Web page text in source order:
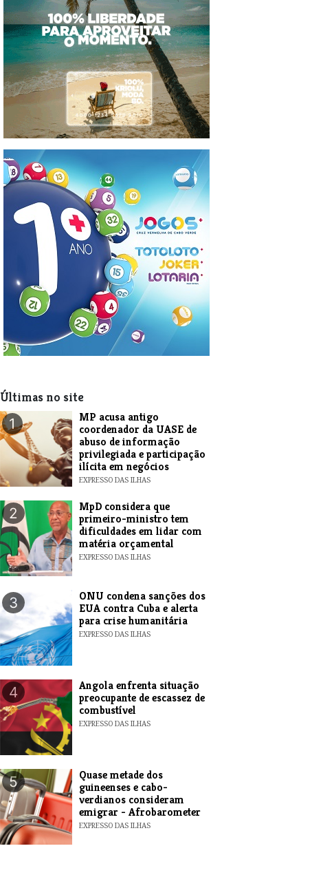
Últimas no site
1
MP acusa antigo
coordenador da UASE de
abuso de informação
privilegiada e participação
ilícita em negócios
EXPRESSO DAS ILHAS
2
MpD considera que
primeiro-ministro tem
dificuldades em lidar com
matéria orçamental
EXPRESSO DAS ILHAS
3
ONU condena sanções dos
EUA contra Cuba e alerta
para crise humanitária
EXPRESSO DAS ILHAS
4
Angola enfrenta situação
preocupante de escassez de
combustível
EXPRESSO DAS ILHAS
5
Quase metade dos
guineenses e cabo-
verdianos consideram
emigrar - Afrobarometer
EXPRESSO DAS ILHAS